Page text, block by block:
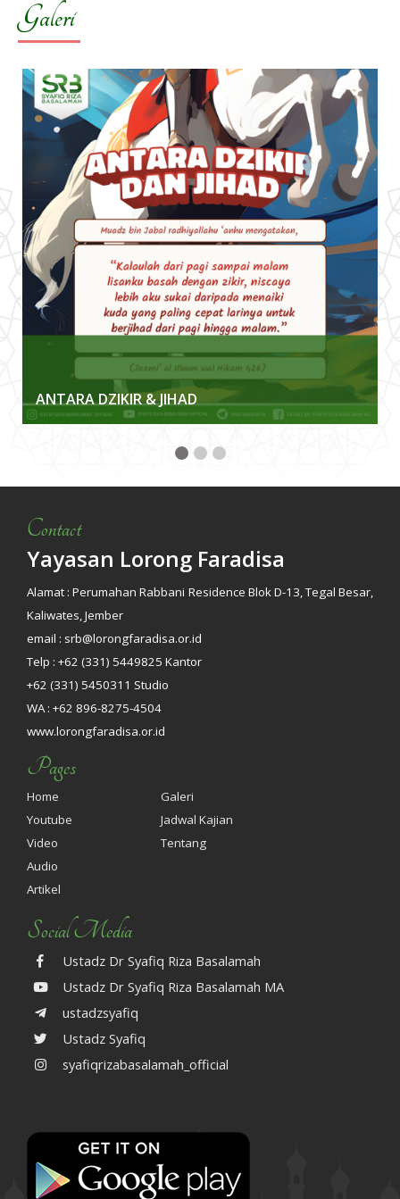
Galeri
ANTARA DZIKIR & JIHAD
Contact
Yayasan Lorong Faradisa
Alamat : Perumahan Rabbani Residence Blok D-13, Tegal Besar,
Kaliwates, Jember
email : srb@lorongfaradisa.or.id
Telp : +62 (331) 5449825 Kantor
+62 (331) 5450311 Studio
WA : +62 896-8275-4504
www.lorongfaradisa.or.id
Pages
Home
Youtube
Video
Audio
Artikel
Galeri
Jadwal Kajian
Tentang
Social Media
Ustadz Dr Syafiq Riza Basalamah
Ustadz Dr Syafiq Riza Basalamah MA
ustadzsyafiq
Ustadz Syafiq
syafiqrizabasalamah_official